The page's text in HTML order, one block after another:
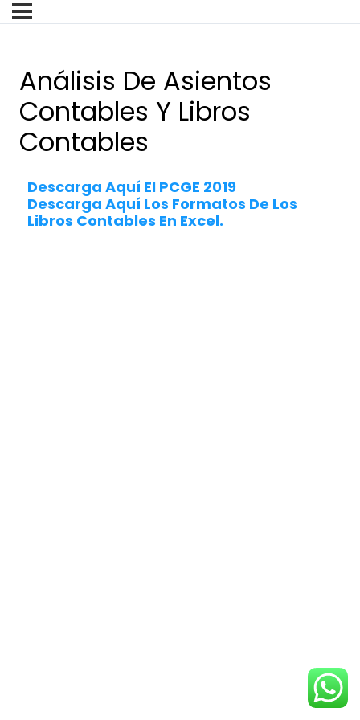
Análisis De Asientos
Contables Y Libros
Contables
Descarga Aquí El PCGE 2019
Descarga Aquí Los Formatos De Los
Libros Contables En Excel.